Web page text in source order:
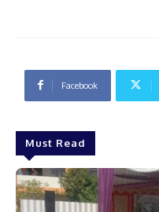
Facebook
Must Read